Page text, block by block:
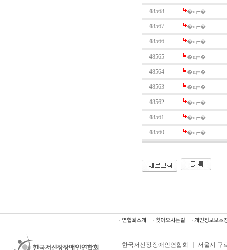
48568 �щ━�
48567 �щ━�
48566 �щ━�
48565 �щ━�
48564 �щ━�
48563 �щ━�
48562 �щ━�
48561 �щ━�
48560 �щ━�
한국저신장장애인연합회 ｜ 서울시 구